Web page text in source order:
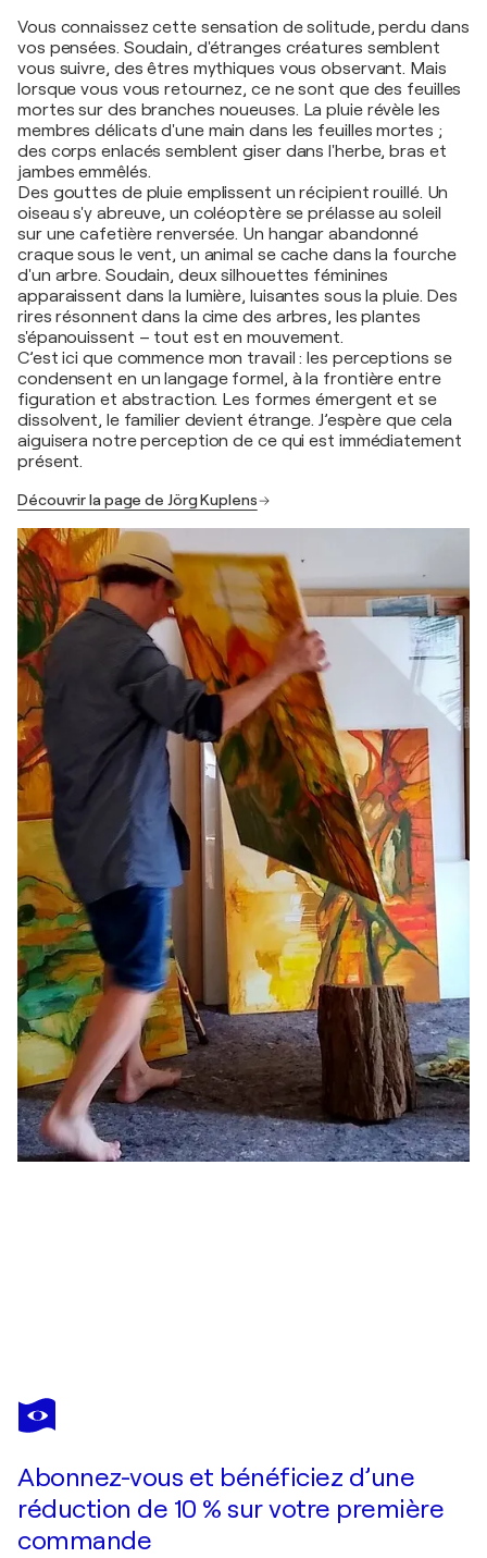
Vous connaissez cette sensation de solitude, perdu dans
vos pensées. Soudain, d'étranges créatures semblent
vous suivre, des êtres mythiques vous observant. Mais
lorsque vous vous retournez, ce ne sont que des feuilles
mortes sur des branches noueuses. La pluie révèle les
membres délicats d'une main dans les feuilles mortes ;
des corps enlacés semblent giser dans l'herbe, bras et
jambes emmêlés.
Des gouttes de pluie emplissent un récipient rouillé. Un
oiseau s'y abreuve, un coléoptère se prélasse au soleil
sur une cafetière renversée. Un hangar abandonné
craque sous le vent, un animal se cache dans la fourche
d'un arbre. Soudain, deux silhouettes féminines
apparaissent dans la lumière, luisantes sous la pluie. Des
rires résonnent dans la cime des arbres, les plantes
s'épanouissent – tout est en mouvement.
C’est ici que commence mon travail : les perceptions se
condensent en un langage formel, à la frontière entre
figuration et abstraction. Les formes émergent et se
dissolvent, le familier devient étrange. J’espère que cela
aiguisera notre perception de ce qui est immédiatement
présent.
Découvrir la page de Jörg Kuplens
JÖRG
KUPLENS
Je passe commande
Abonnez-vous et bénéficiez d’une
réduction de 10 % sur votre première
commande